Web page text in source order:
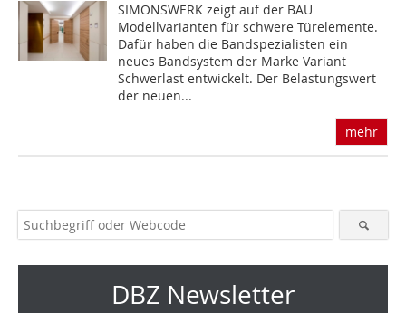
SIMONSWERK zeigt auf der BAU
Modellvarianten für schwere Türelemente.
Dafür haben die Bandspezialisten ein
neues Bandsystem der Marke Variant
Schwerlast entwickelt. Der Belastungswert
der neuen...
mehr
DBZ Newsletter